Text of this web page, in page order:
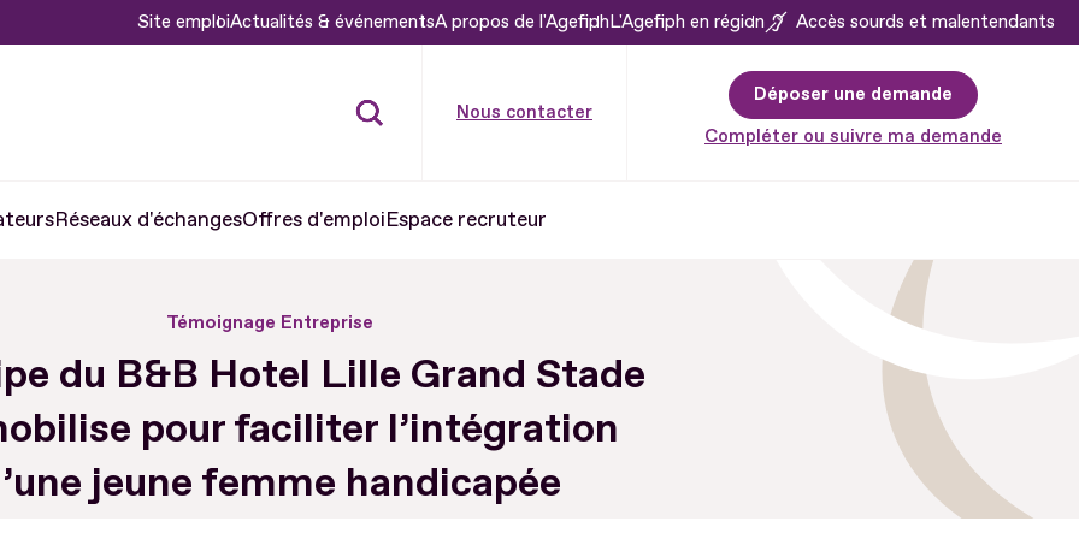
Site emploiActualités & événementsA propos de l'AgefiphL'Agefiph en région Accès sourds et malentendants
Nous contacter
Déposer une demande
Compléter ou suivre ma demande
Réseaux d'échangesOffres d'emploiEspace recruteur
Témoignage Entreprise
du B&B Hotel Lille Grand Stade
pour faciliter l’intégration
jeune femme handicapée